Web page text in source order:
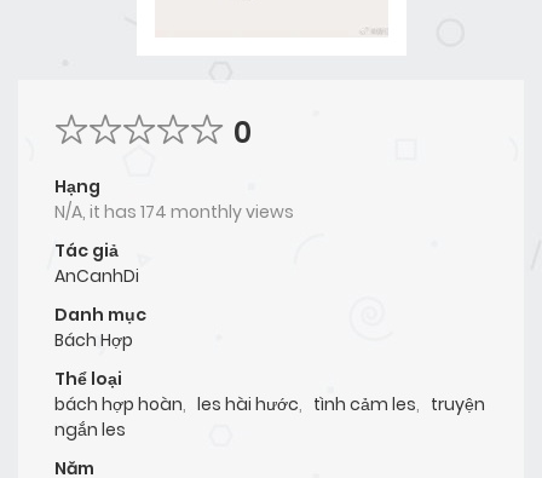
0
Hạng
N/A, it has 174 monthly views
Tác giả
AnCanhDi
Danh mục
Bách Hợp
Thể loại
bách hợp hoàn, les hài hước, tình cảm les, truyện
ngắn les
Năm